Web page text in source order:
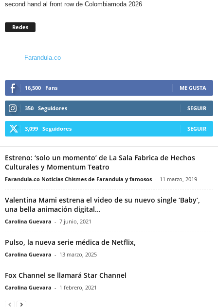
second hand al front row de Colombiamoda 2026
Redes
Farandula.co
16,500 Fans ME GUSTA
350 Seguidores SEGUIR
3,099 Seguidores SEGUIR
Estreno: ‘solo un momento’ de La Sala Fabrica de Hechos
Culturales y Momentum Teatro
Farandula.co Noticias Chismes de Farandula y famosos - 11 marzo, 2019
Valentina Mami estrena el video de su nuevo single ‘Baby’,
una bella animación digital...
Carolina Guevara - 7 junio, 2021
Pulso, la nueva serie médica de Netflix,
Carolina Guevara - 13 marzo, 2025
Fox Channel se llamará Star Channel
Carolina Guevara - 1 febrero, 2021